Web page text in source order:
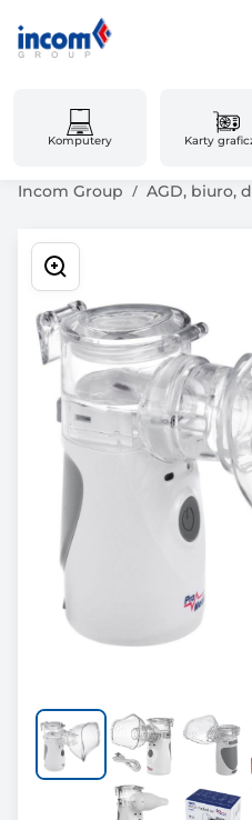
Komputery Karty
Incom Group AGD, biuro,